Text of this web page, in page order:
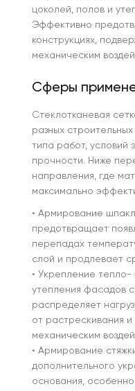
цоколей, полов и
Эффективно
конструкциях,
механическим
Сферы
Стеклотканевая
разных
типа работ, условий
прочности. Ниже
направления, где
максимально
• Армирование
предотвращает
перепадах
слой и продлевает
• Укрепление тепло-
утепления фасадов
распределяет
от растрескивания
механическим
• Армирование
дополнительного
основания,